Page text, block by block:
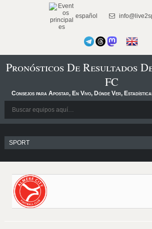
español
Pronósticos De Resultados
FC
Consejos para Apostar, En Vivo, Dónde Ver,